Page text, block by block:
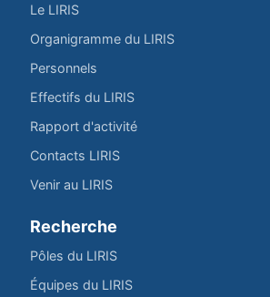
Le LIRIS
Organigramme du LIRIS
Personnels
Effectifs du LIRIS
Rapport d'activité
Contacts LIRIS
Venir au LIRIS
Recherche
Pôles du LIRIS
Équipes du LIRIS